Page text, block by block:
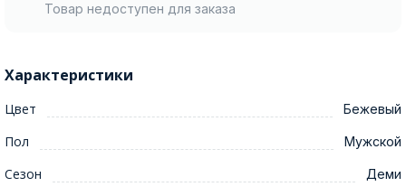
Товар недоступен для заказа
Характеристики
Цвет Бежевый
Пол Мужской
Сезон Деми